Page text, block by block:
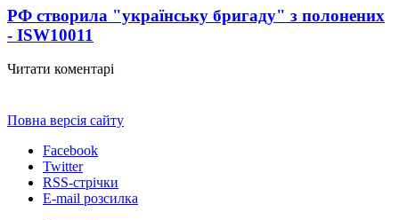
РФ створила "українську бригаду" з полонених
- ISW10011
Читати коментарі
Повна версія сайту
Facebook
Twitter
RSS-стрічки
E-mail розсилка